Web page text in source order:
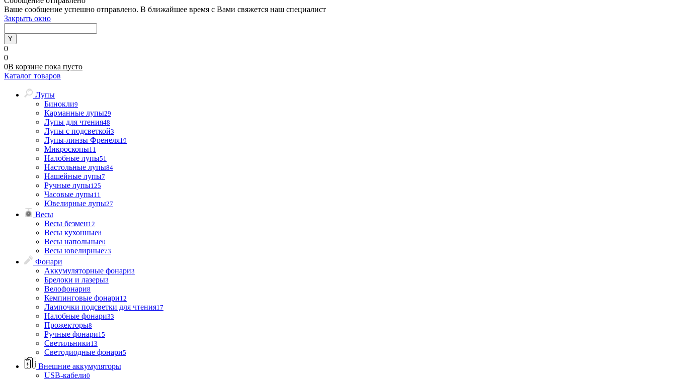
Ваше сообщение успешно отправлено. В ближайшее время с Вами свяжется наш специалист
Закрыть окно
0
0
0В корзине пока пусто
Каталог товаров
Лупы
Бинокли9
Карманные лупы29
Лупы для чтения48
Лупы с подсветкой3
Лупы-линзы Френеля19
Микроскопы11
Налобные лупы51
Настольные лупы84
Нашейные лупы7
Ручные лупы125
Часовые лупы11
Ювелирные лупы27
Весы
Весы безмен12
Весы кухонные8
Весы напольные0
Весы ювелирные73
Фонари
Аккумуляторные фонари3
Брелоки и лазеры3
Велофонари8
Кемпинговые фонари12
Лампочки подсветки для чтения17
Налобные фонари33
Прожекторы8
Ручные фонари15
Светильники13
Светодиодные фонари5
Внешние аккумуляторы
USB-кабели0